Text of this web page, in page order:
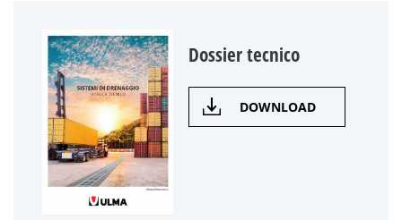
Dossier tecnico
DOWNLOAD